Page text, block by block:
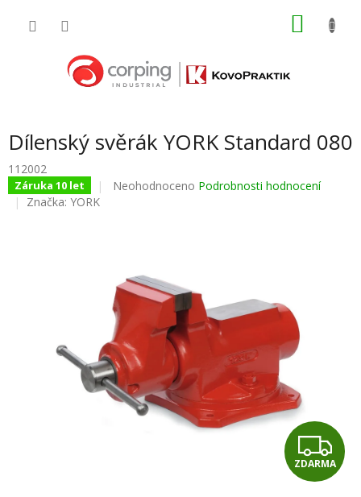
Dílenský svěrák YORK Standard 080
112002
Záruka 10 let
Průměrné
hvězdiček.
Neohodnoceno Podrobnosti hodnocení
Značka: YORK
Z
D
ZDARMA